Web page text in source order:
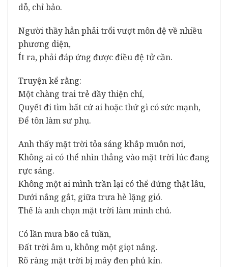
dỗ, chỉ bảo.
Người thầy hẳn phải trổi vượt môn đệ về nhiều
phương diện,
Ít ra, phải đáp ứng được điều đệ tử cần.
Truyện kể rằng:
Một chàng trai trẻ đầy thiện chí,
Quyết đi tìm bất cứ ai hoặc thứ gì có sức mạnh,
Để tôn làm sư phụ.
Anh thấy mặt trời tỏa sáng khắp muôn nơi,
Không ai có thể nhìn thẳng vào mặt trời lúc đang
rực sáng.
Không một ai mình trần lại có thể đứng thật lâu,
Dưới nắng gắt, giữa trưa hè lặng gió.
Thế là anh chọn mặt trời làm minh chủ.
Có lần mưa bão cả tuần,
Đất trời âm u, không một giọt nắng.
Rõ ràng mặt trời bị mây đen phủ kín.